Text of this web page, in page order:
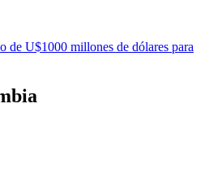
de U$1000 millones de dólares para